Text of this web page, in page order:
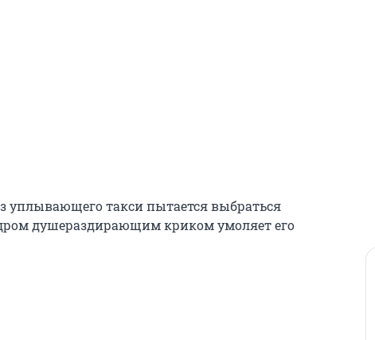
уплывающего такси пытается выбраться
душераздирающим криком умоляет его